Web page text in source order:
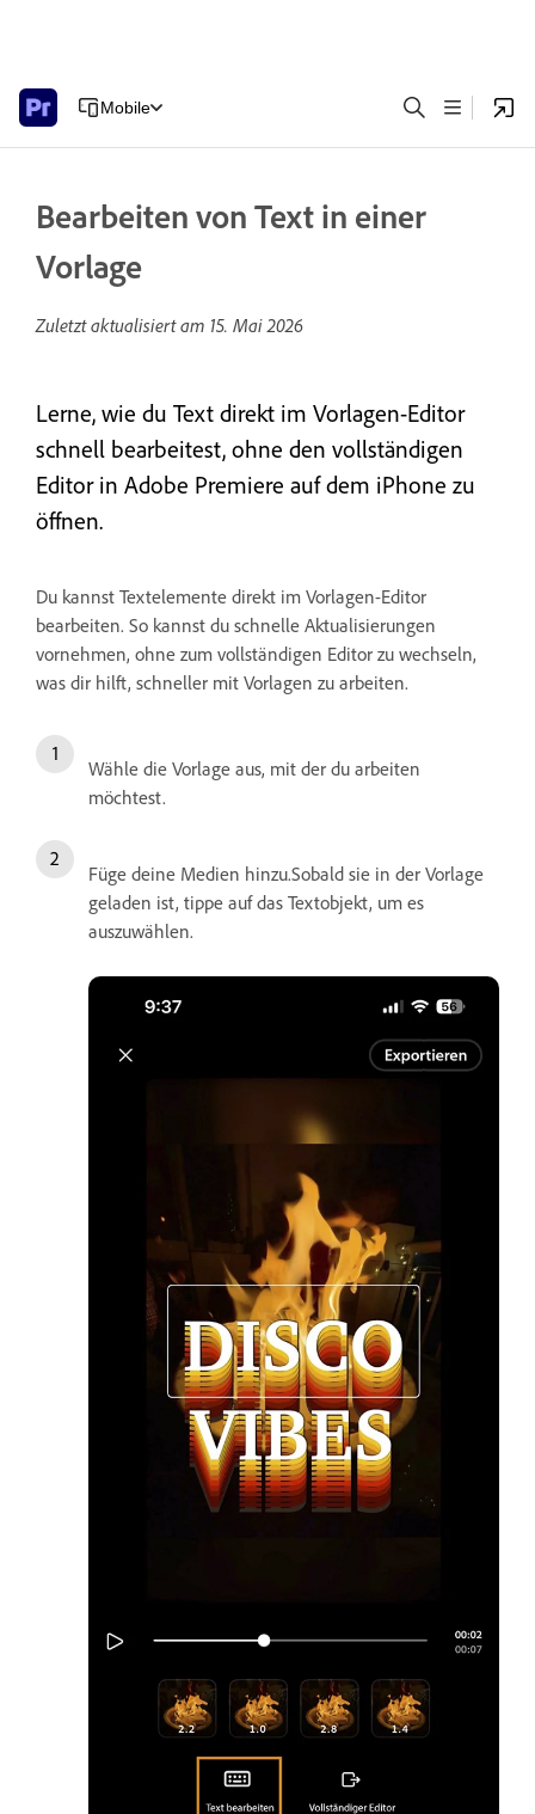
Mobile
Bearbeiten von Text in einer
Vorlage
Zuletzt aktualisiert am 15. Mai 2026
Lerne, wie du Text direkt im Vorlagen-Editor
schnell bearbeitest, ohne den vollständigen
Editor in Adobe Premiere auf dem iPhone zu
öffnen.
Du kannst Textelemente direkt im Vorlagen-Editor
bearbeiten. So kannst du schnelle Aktualisierungen
vornehmen, ohne zum vollständigen Editor zu wechseln,
was dir hilft, schneller mit Vorlagen zu arbeiten.
Wähle die Vorlage aus, mit der du arbeiten
möchtest.
Füge deine Medien hinzu.Sobald sie in der Vorlage
geladen ist, tippe auf das Textobjekt, um es
auszuwählen.